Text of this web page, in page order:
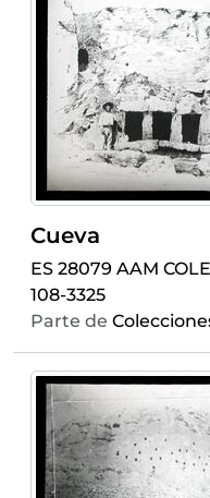
Cueva
ES 28079 AAM
108-3325
Parte de